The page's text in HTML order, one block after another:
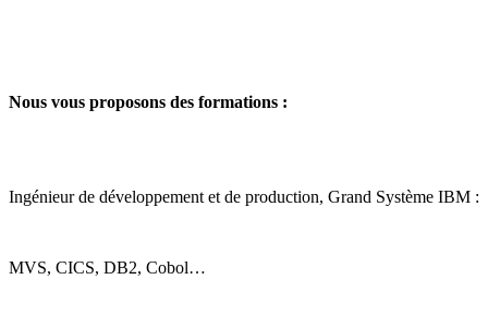
Nous vous proposons des formations :
Ingénieur de développement et de production, Grand Système IBM :
MVS, CICS, DB2, Cobol…